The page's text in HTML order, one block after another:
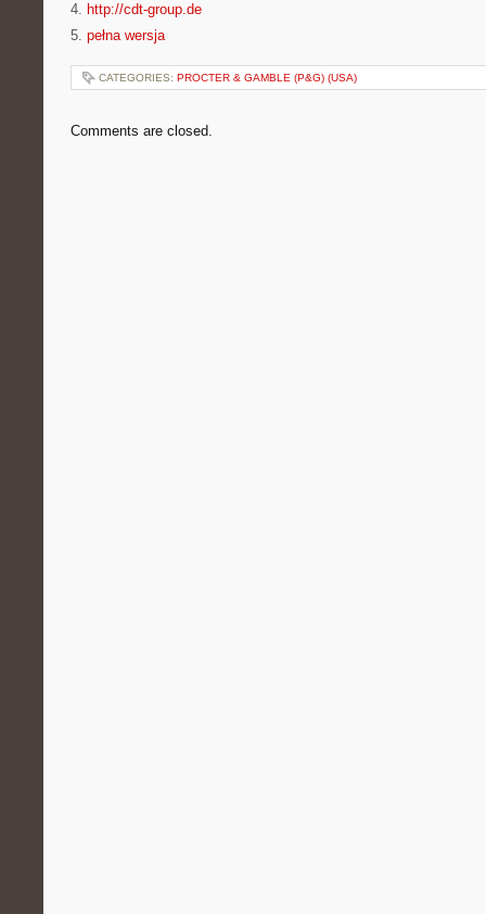
4. http://cdt-group.de
5. pełna wersja
CATEGORIES: PROCTER & GAMBLE (P&G) (USA)
Comments are closed.